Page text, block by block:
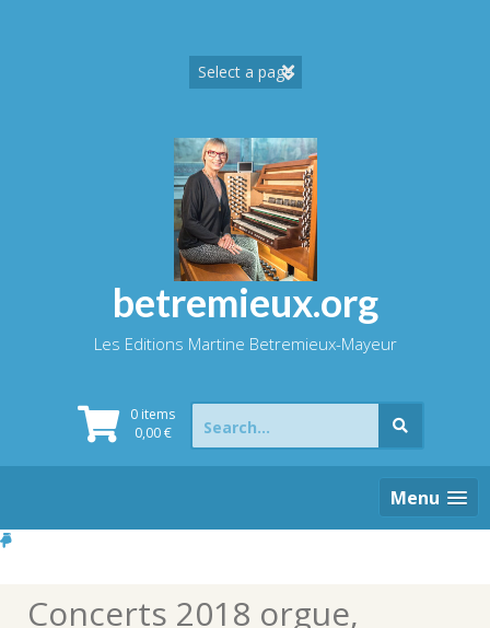
betremieux.org
Les Editions Martine Betremieux-Mayeur
0 items
0,00€
Search
for:
Menu
Concerts 2018 orgue,